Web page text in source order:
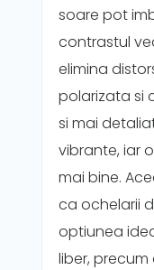
soare pot
contrastul
elimina
polarizata si
si mai
vibrante, iar
mai bine.
ca ochelarii
optiunea
liber,